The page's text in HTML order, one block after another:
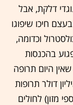
דלקת, אבל
חיכו שיפוגו
וכדומה,
בהכנסות
היום תרופה
למחלה, ב-2010 נמכרו בכ-600 מיליון דולר תרופות
מזון) לחולים